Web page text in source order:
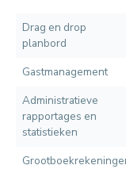
Drag en drop
planbord
Gastmanagement
Administratieve
rapportages en
statistieken